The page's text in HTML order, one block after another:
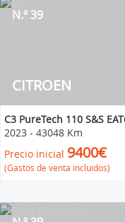
CITROEN
N.º 39
C3 PureTech 110 S&S
2023 - 43048 Km
Precio inicial 9400€
(Gastos de venta incluidos)